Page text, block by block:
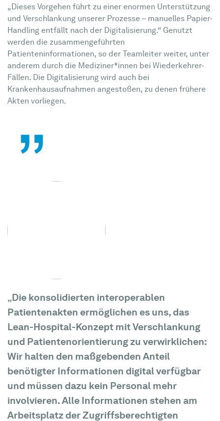
„Dieses Vorgehen führt zu einer enormen Unterstützung
und Verschlankung unserer Prozesse – manuelles Papier-
Handling entfällt nach der Digitalisierung.“ Genutzt
werden die zusammengeführten
Patienteninformationen, so der Teamleiter weiter, unter
anderem durch die Mediziner*innen bei Wiederkehrer-
Fällen. Die Digitalisierung wird auch bei
Krankenhausaufnahmen angestoßen, zu denen frühere
Akten vorliegen.
„
„Die konsolidierten interoperablen
Patientenakten ermöglichen es uns, das
Lean-Hospital-Konzept mit Verschlankung
und Patientenorientierung zu verwirklichen:
Wir halten den maßgebenden Anteil
benötigter Informationen digital verfügbar
und müssen dazu kein Personal mehr
involvieren. Alle Informationen stehen am
Arbeitsplatz der Zugriffsberechtigten